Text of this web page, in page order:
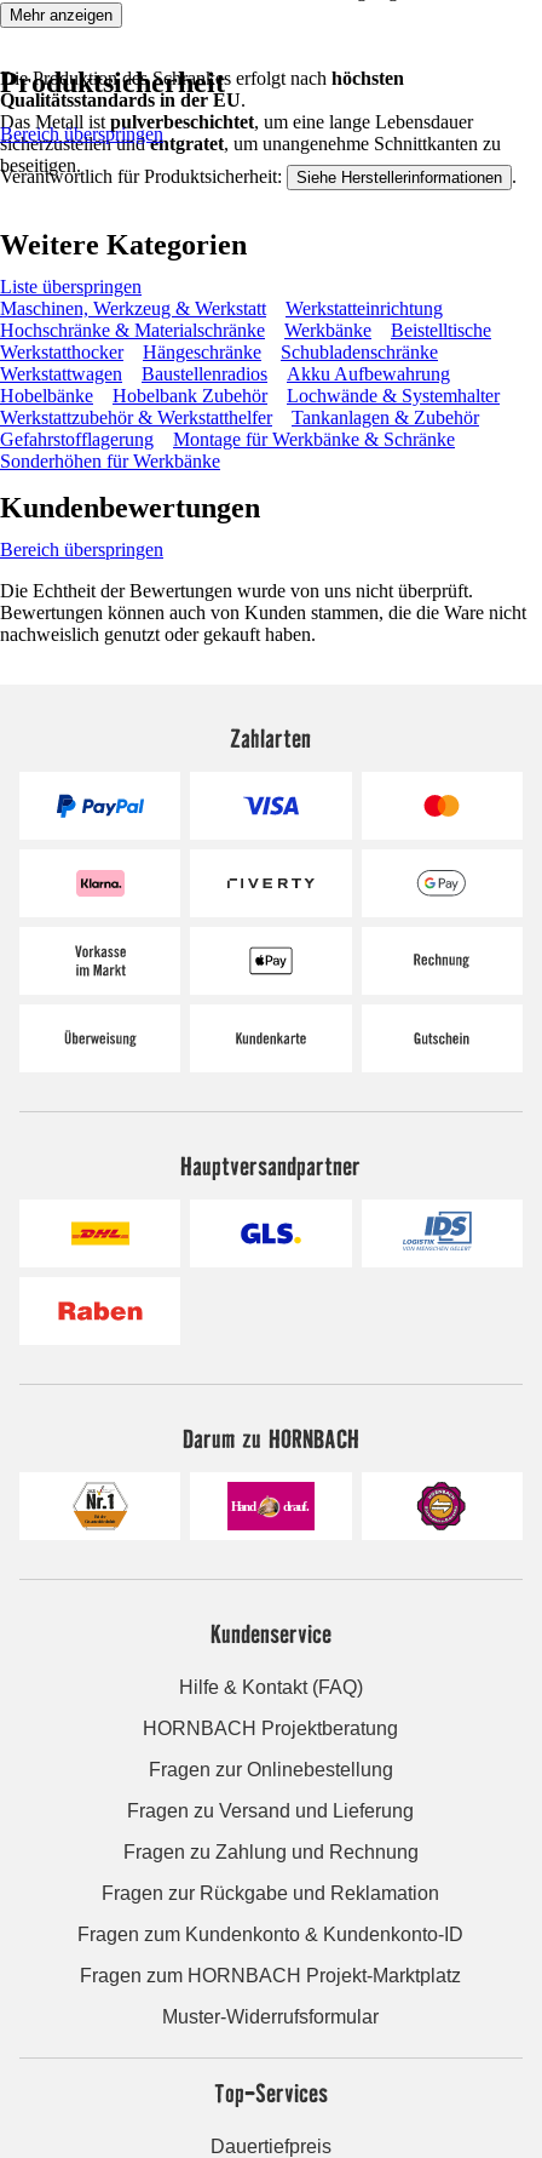
Die Produktion des Schrankes erfolgt nach höchsten
Qualitätsstandards in der EU.
Das Metall ist pulverbeschichtet, um eine lange Lebensdauer
sicherzustellen undentgratet, um unangenehme Schnittkanten zu
beseitigen.
Mehr anzeigen
Produktsicherheit
Bereich überspringen
Verantwortlich für Produktsicherheit: Siehe Herstellerinformationen .
Weitere Kategorien
Liste überspringen
Maschinen, Werkzeug & Werkstatt
Werkstatteinrichtung
Hochschränke & Materialschränke
Werkbänke
Beistelltische
Werkstatthocker
Hängeschränke
Schubladenschränke
Werkstattwagen
Baustellenradios
Akku Aufbewahrung
Hobelbänke
Hobelbank Zubehör
Lochwände & Systemhalter
Werkstattzubehör & Werkstatthelfer
Tankanlagen & Zubehör
Gefahrstofflagerung
Montage für Werkbänke & Schränke
Sonderhöhen für Werkbänke
Kundenbewertungen
Bereich überspringen
Die Echtheit der Bewertungen wurde von uns nicht überprüft.
Bewertungen können auch von Kunden stammen, die die Ware nicht
nachweislich genutzt oder gekauft haben.
Zahlarten
Hauptversandpartner
Darum zu HORNBACH
Kundenservice
Hilfe & Kontakt (FAQ)
HORNBACH Projektberatung
Fragen zur Onlinebestellung
Fragen zu Versand und Lieferung
Fragen zu Zahlung und Rechnung
Fragen zur Rückgabe und Reklamation
Fragen zum Kundenkonto & Kundenkonto-ID
Fragen zum HORNBACH Projekt-Marktplatz
Muster-Widerrufsformular
Top-Services
Dauertiefpreis